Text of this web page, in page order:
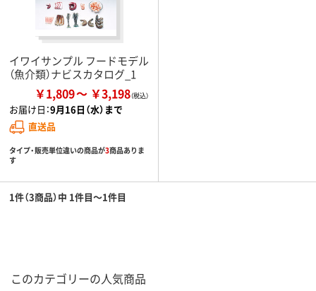
イワイサンプル フードモデル
（魚介類）ナビスカタログ_1
￥1,809 ￥3,198
お届け日：9月16日（水）まで
直送品
タイプ・販売単位違いの商品が3商品ありま
す
1件（3商品）中 1件目～1件目
このカテゴリーの人気商品